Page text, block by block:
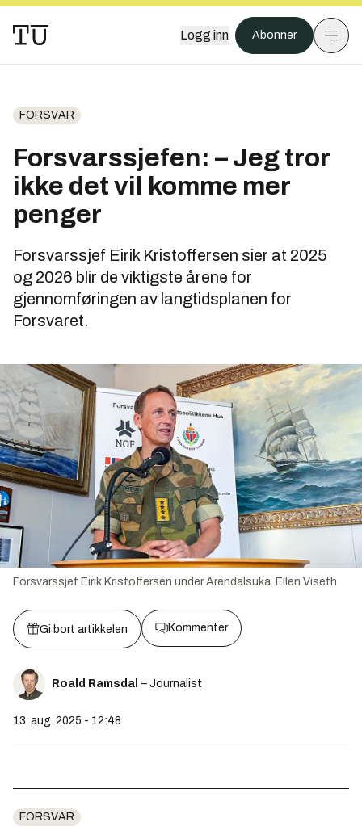
Logg inn Abonner
FORSVAR
Forsvarssjefen: – Jeg tror
ikke det vil komme mer
penger
Forsvarssjef Eirik Kristoffersen sier at 2025
og 2026 blir de viktigste årene for
gjennomføringen av langtidsplanen for
Forsvaret.
Forsvarssjef Eirik Kristoffersen under Arendalsuka. Ellen Viseth
Gi bort artikkelen Kommenter
Roald Ramsdal – Journalist
13. aug. 2025 - 12:48
FORSVAR